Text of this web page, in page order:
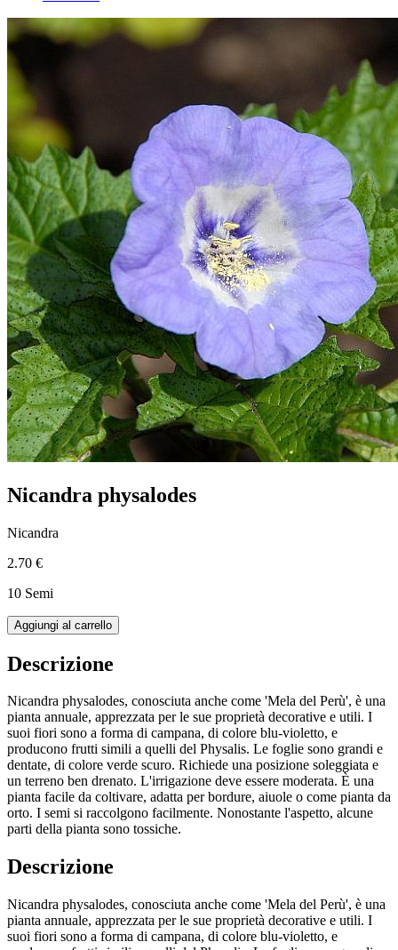
Nicandra physalodes
Nicandra
2.70 €
10 Semi
Aggiungi al carrello
Descrizione
Nicandra physalodes, conosciuta anche come 'Mela del Perù', è una
pianta annuale, apprezzata per le sue proprietà decorative e utili. I
suoi fiori sono a forma di campana, di colore blu-violetto, e
producono frutti simili a quelli del Physalis. Le foglie sono grandi e
dentate, di colore verde scuro. Richiede una posizione soleggiata e
un terreno ben drenato. L'irrigazione deve essere moderata. È una
pianta facile da coltivare, adatta per bordure, aiuole o come pianta da
orto. I semi si raccolgono facilmente. Nonostante l'aspetto, alcune
parti della pianta sono tossiche.
Descrizione
Nicandra physalodes, conosciuta anche come 'Mela del Perù', è una
pianta annuale, apprezzata per le sue proprietà decorative e utili. I
suoi fiori sono a forma di campana, di colore blu-violetto, e